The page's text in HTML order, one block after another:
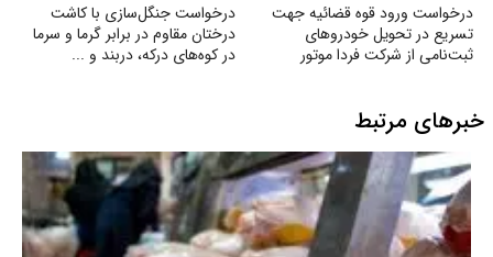
درخواست ورود قوه قضائیه جهت
تسریع در تحویل خودروهای
ثبت‌نامی از شرکت فردا موتور
درخواست جنگل‌سازی با کاشت
درختان مقاوم در برابر گرما و سرما
در کوه‌های درکه، دربند و ...
خبرهای مرتبط